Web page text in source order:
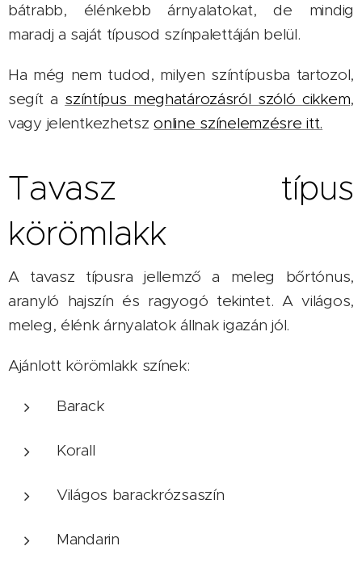
bátrabb, élénkebb árnyalatokat, de mindig
maradj a saját típusod színpalettáján belül.
Ha még nem tudod, milyen színtípusba tartozol,
segít a színtípus meghatározásról szóló cikkem,
vagy jelentkezhetszonline színelemzésre itt.
Tavasz típus
körömlakk
A tavasz típusra jellemző a meleg bőrtónus,
aranyló hajszín és ragyogó tekintet. A világos,
meleg, élénk árnyalatok állnak igazán jól.
Ajánlott körömlakk színek:
Barack
Korall
Világos barackrózsaszín
Mandarin